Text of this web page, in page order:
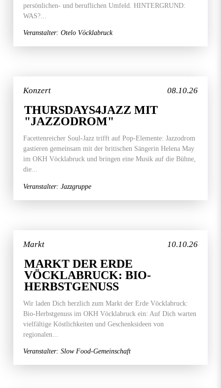
persönlichen- und beruflichen Umfeld. HINTERGRUND:
WAS?...
Veranstalter: Otelo Vöcklabruck
08.10.26
Konzert
THURSDAYS4JAZZ MIT
"JAZZODROM"
Facettenreicher Soul-Jazz trifft auf Pop-Elemente: Jazzodrom
gastieren gemeinsam mit der britischen Sängerin Helena May
im OKH Vöcklabruck und bringen eine Musik auf die Bühne,
die...
Veranstalter: Jazzgruppe
10.10.26
Markt
MARKT DER ERDE
VÖCKLABRUCK: BIO-
HERBSTGENUSS
Wir laden Dich herzlich zum Markt der Erde Vöcklabruck:
Bio-Herbstgenuss im OKH Vöcklabruck ein: Auf Dich warten
vielfältige Köstlichkeiten und Geschenksideen von
regionalen...
Veranstalter: Slow Food-Gemeinschaft